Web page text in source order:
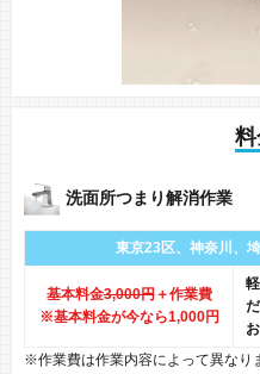
洗面所つまり解消作業
東京23区、神奈川、
基本料金3,000円＋作業費
※基本料金が今なら1,000円
※作業費は作業内容によって異なり